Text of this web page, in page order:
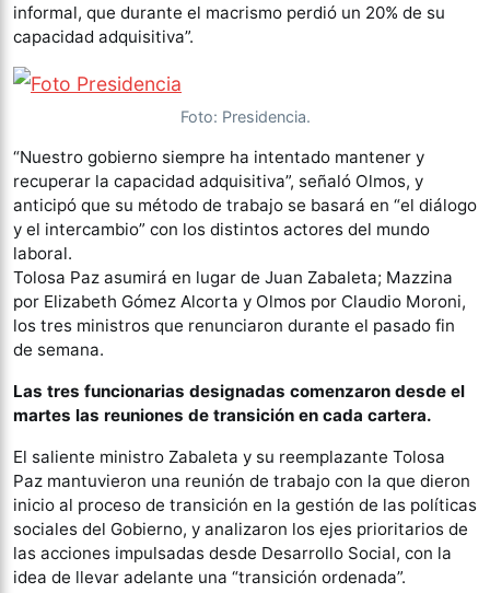
informal, que durante el macrismo perdió un 20% de su
capacidad adquisitiva”.
Foto: Presidencia.
“Nuestro gobierno siempre ha intentado mantener y
recuperar la capacidad adquisitiva”, señaló Olmos, y
anticipó que su método de trabajo se basará en “el diálogo
y el intercambio” con los distintos actores del mundo
laboral.
Tolosa Paz asumirá en lugar de Juan Zabaleta; Mazzina
por Elizabeth Gómez Alcorta y Olmos por Claudio Moroni,
los tres ministros que renunciaron durante el pasado fin
de semana.
Las tres funcionarias designadas comenzaron desde el
martes las reuniones de transición en cada cartera.
El saliente ministro Zabaleta y su reemplazante Tolosa
Paz mantuvieron una reunión de trabajo con la que dieron
inicio al proceso de transición en la gestión de las políticas
sociales del Gobierno, y analizaron los ejes prioritarios de
las acciones impulsadas desde Desarrollo Social, con la
idea de llevar adelante una “transición ordenada”.